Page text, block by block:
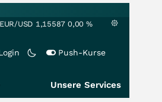
EUR/USD 1,15587 0,00 %
Push-Kurse
Unsere Services